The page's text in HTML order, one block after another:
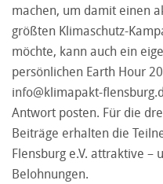
machen, um damit einen
größten Klimaschutz-
möchte, kann auch ein
persönlichen Earth Hour
info@klimapakt-
Antwort posten. Für die
Beiträge erhalten die
Flensburg e.V. attraktive
Belohnungen.